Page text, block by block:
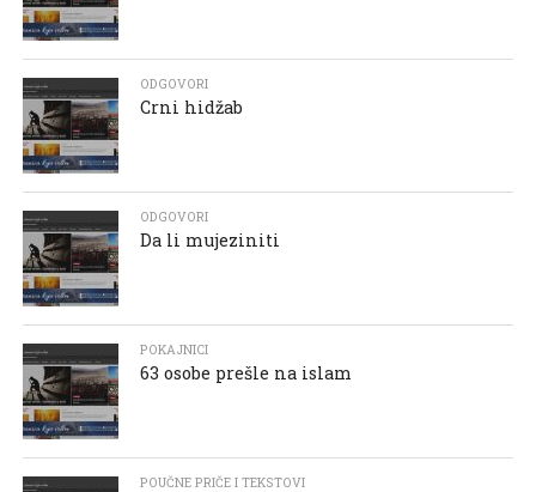
ODGOVORI
Crni hidžab
ODGOVORI
Da li mujeziniti
POKAJNICI
63 osobe prešle na islam
POUČNE PRIČE I TEKSTOVI